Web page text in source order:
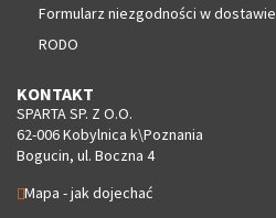
Formularz niezgodności w dostawie
RODO
KONTAKT
SPARTA SP. Z O.O.
62-006 Kobylnica k\Poznania
Bogucin, ul. Boczna 4
Mapa - jak dojechać